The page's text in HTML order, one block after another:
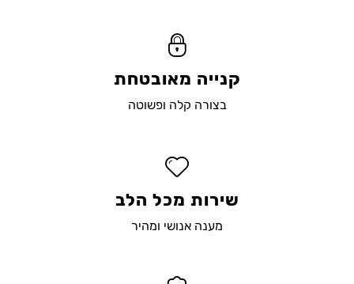
קנייה מאובטחת
בצורה קלה ופשוטה
שירות מכל הלב
מענה אנושי ומהיר